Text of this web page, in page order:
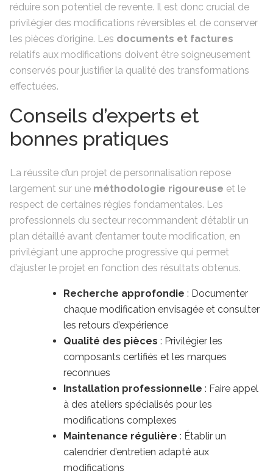
réduire son potentiel de revente. Il est donc crucial de
privilégier des modifications réversibles et de conserver
les pièces d’origine. Les documents et factures
relatifs aux modifications doivent être soigneusement
conservés pour justifier la qualité des transformations
effectuées.
Conseils d’experts et
bonnes pratiques
La réussite d’un projet de personnalisation repose
largement sur une méthodologie rigoureuse et le
respect de certaines règles fondamentales. Les
professionnels du secteur recommandent d’établir un
plan détaillé avant d’entamer toute modification, en
privilégiant une approche progressive qui permet
d’ajuster le projet en fonction des résultats obtenus.
Recherche approfondie : Documenter
chaque modification envisagée et consulter
les retours d’expérience
Qualité des pièces : Privilégier les
composants certifiés et les marques
reconnues
Installation professionnelle : Faire appel
à des ateliers spécialisés pour les
modifications complexes
Maintenance régulière : Établir un
calendrier d’entretien adapté aux
modifications